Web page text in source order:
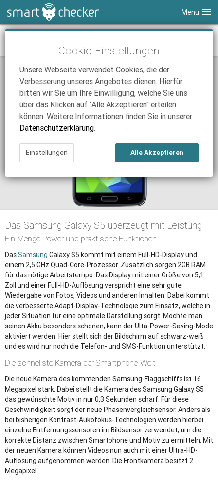
Menu
Smartphone Vergleich
Anbieter
iPhone Tarifvergleich
News
Ratgeber
Tarifvergleich
Tablet Vergleich
Surfsticks
iPad Tarifvergleich
News
Tarifvergleich
Internetanbieter
DSL Tarife
News
SmartChecker TV
Das Samsung Galaxy S5 überzeugt mit Leistung
Ein Menge Power und praktische Funktionen
DasSamsung Galaxy S5 kommt mit einem Full-HD-Display und
einem 2,5 GHz Quad-Core-Prozessor. Zusätzlich sorgen 2GB RAM
für das nötige Arbeitstempo. Das Display mit einer Größe von 5,1
Zoll und einer Full-HD-Auflösung verspricht eine sehr gute
Wiedergabe von Fotos, Videos und anderen Inhalten. Dabei kommt
die verbesserte Adapt-Display-Technologie zum Einsatz, welche in
jeder Situation für eine optimale Darstellung sorgt. Möchte man
seinen Akku besonders schonen, kann der Ulta-Power-Saving-Mode
aktiviert werden. Hier stellt sich der Bildschirm auf schwarz-weiß
und es wird nur noch die Telefon- und SMS-Funktion unterstützt.
Die schnellste Kamera der Smartphone-Welt
Die neue Kamera des kommenden Samsung-Flaggschiffs ist 16
Megapixel stark. Dabei stellt die Kamera des Samsung Galaxy S5
das gewünschte Motiv in nur 0,3 Sekunden scharf. Für diese
Geschwindigkeit sorgt der neue Phasenvergleichsensor. Anders als
bei bisherigen Kontrast-Aukofokus-Technologien werden hierbei
einzelne Entfernungssensoren im Bildsensor verwendet, um die
korrekte Distanz zwischen Smartphone und Motiv zu ermitteln. Mit
der neuen Kamera können Videos nun auch mit einer Ultra-HD-
Auflösung aufgenommen werden. Die Frontkamera besitzt 2
Megapixel.
Cookie-Einstellungen
Unsere Webseite verwendet Cookies, die der
Verbesserung unseres Angebotes dienen. Hierfür
bitten wir Sie um Ihre Einwilligung, welche Sie uns
über das Klicken auf "Alle Akzeptieren" erteilen
können. Weitere Informationen finden Sie in unserer
Datenschutzerklärung.
Einstellungen Alle Akzeptieren